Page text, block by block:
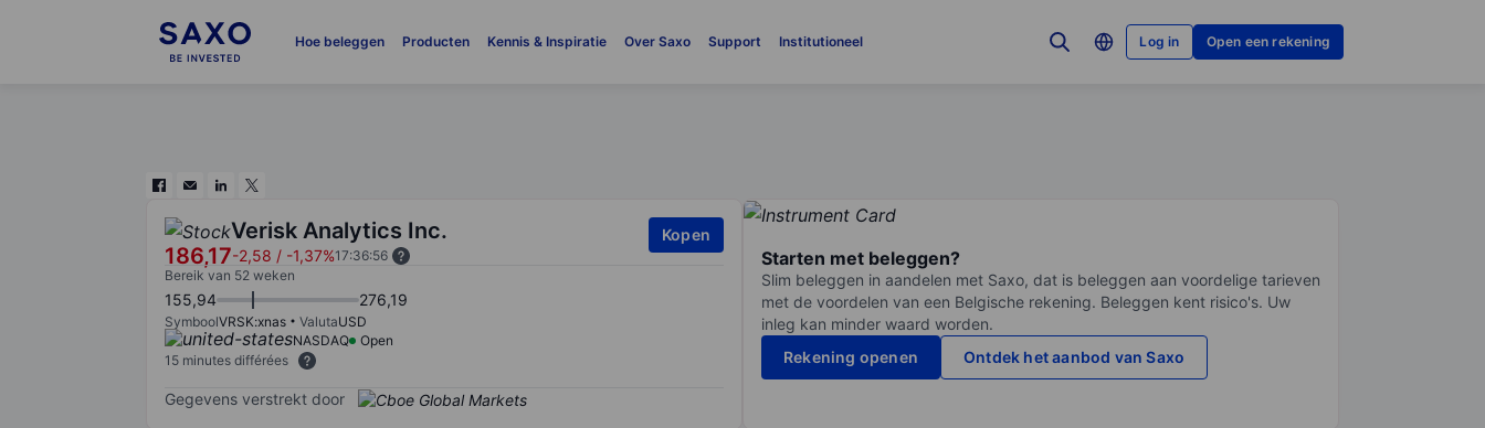
Hoe beleggen Producten Kennis & Inspiratie Over Saxo Support Institutioneel Log in Open een rekening
Verisk Analytics Inc.
186,17-2,58 / -1,37%17:36:56
Kopen
Bereik van 52 weken
155,94 276,19
SymboolVRSK:xnas ValutaUSD
NASDAQ
Open
15 minutes différées
Gegevens verstrekt door
Starten met beleggen?
Slim beleggen in aandelen met Saxo, dat is beleggen aan voordelige tarieven
met de voordelen van een Belgische rekening. Beleggen kent risico's. Uw
inleg kan minder waard worden.
Rekening openen
Ontdek het aanbod van Saxo